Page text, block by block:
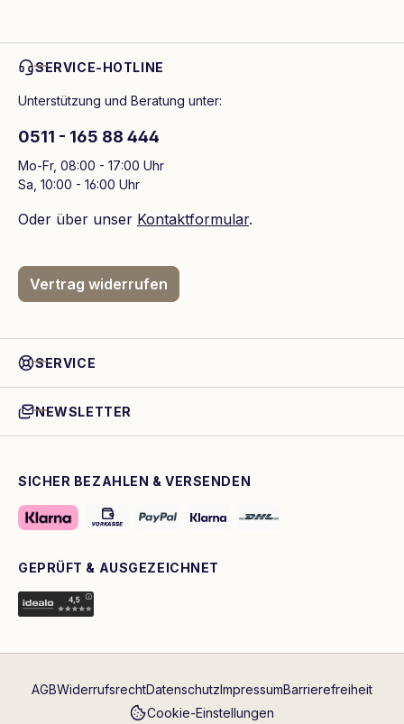
SERVICE-HOTLINE
Unterstützung und Beratung unter:
0511 - 165 88 444
Mo-Fr, 08:00 - 17:00 Uhr
Sa, 10:00 - 16:00 Uhr
Oder über unser Kontaktformular.
Vertrag widerrufen
SERVICE
NEWSLETTER
SICHER BEZAHLEN & VERSENDEN
GEPRÜFT & AUSGEZEICHNET
AGBWiderrufsrechtDatenschutzImpressumBarrierefreiheit
Cookie-Einstellungen